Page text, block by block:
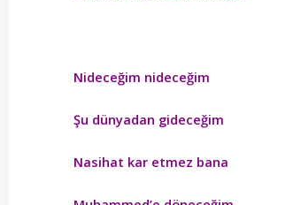
Nideceğim nideceğim
Şu dünyadan gideceğim
Nasihat kar etmez bana